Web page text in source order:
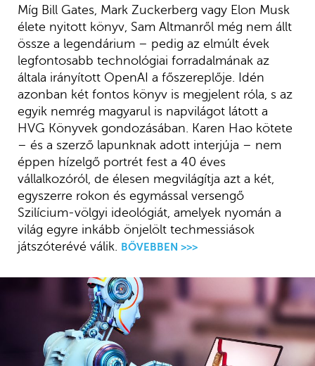
Míg Bill Gates, Mark Zuckerberg vagy Elon Musk
élete nyitott könyv, Sam Altmanről még nem állt
össze a legendárium – pedig az elmúlt évek
legfontosabb technológiai forradalmának az
általa irányított OpenAI a főszereplője. Idén
azonban két fontos könyv is megjelent róla, s az
egyik nemrég magyarul is napvilágot látott a
HVG Könyvek gondozásában. Karen Hao kötete
– és a szerző lapunknak adott interjúja – nem
éppen hízelgő portrét fest a 40 éves
vállalkozóról, de élesen megvilágítja azt a két,
egyszerre rokon és egymással versengő
Szilícium-völgyi ideológiát, amelyek nyomán a
világ egyre inkább önjelölt techmessiások
játszóterévé válik.
BŐVEBBEN >>>